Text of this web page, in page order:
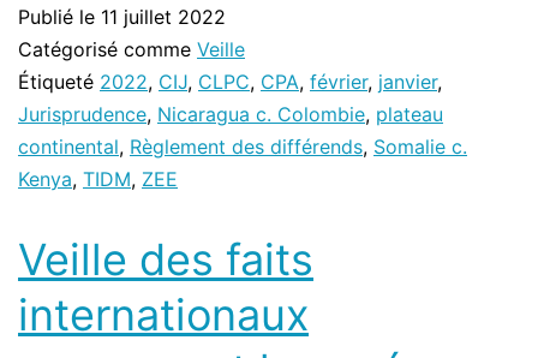
Publié le 11 juillet 2022
Catégorisé comme Veille
Étiqueté 2022, CIJ, CLPC, CPA, février, janvier,
Jurisprudence, Nicaragua c. Colombie, plateau
continental, Règlement des différends, Somalie c.
Kenya, TIDM, ZEE
Veille des faits
internationaux